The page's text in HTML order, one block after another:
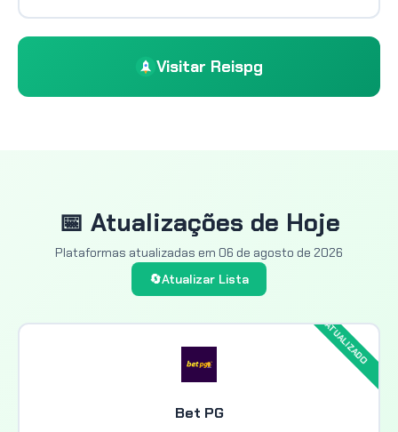
Visitar Reispg
📅 Atualizações de Hoje
Plataformas atualizadas em 06 de agosto de 2026
🔄Atualizar Lista
Bet PG